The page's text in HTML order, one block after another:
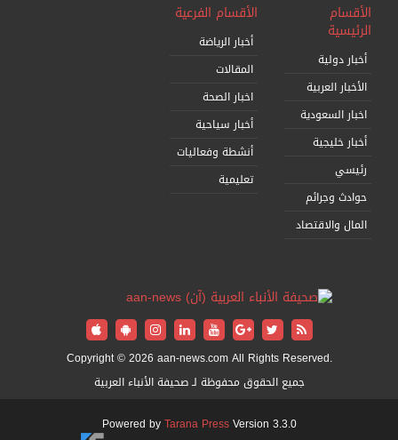
الأقسام
الرئيسية
أخبار دولية
الأخبار العربية
اخبار السعودية
أخبار خليجية
رئيسي
حوادث وجرائم
المال والاقتصاد
الأقسام الفرعية
أخبار الرياضة
المقالات
اخبار الصحة
أخبار سياحية
أنشطة وفعاليات
تعليمية
Copyright © 2026 aan-news.com All Rights Reserved.
جميع الحقوق محفوظة لـ صحيفة الأنباء العربية
Powered byTarana PressVersion 3.3.0